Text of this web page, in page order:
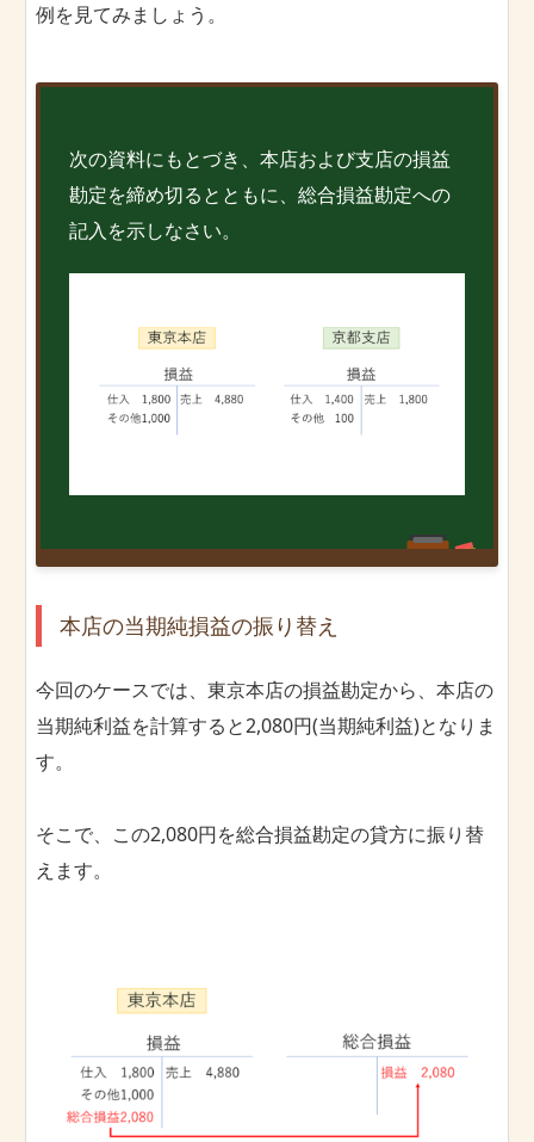
例を見てみましょう。
次の資料にもとづき、本店および支店の損益
勘定を締め切るとともに、総合損益勘定への
記入を示しなさい。
本店の当期純損益の振り替え
今回のケースでは、東京本店の損益勘定から、本店の
当期純利益を計算すると2,080円(当期純利益)となりま
す。
そこで、この2,080円を総合損益勘定の貸方に振り替
えます。